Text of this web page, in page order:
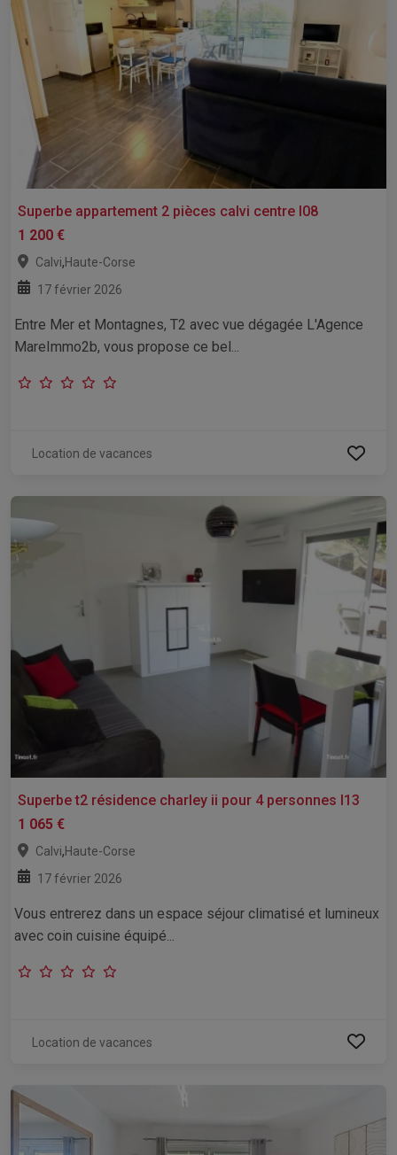
Superbe appartement 2 pièces calvi centre l08
1 200 €
Calvi,Haute-Corse
17 février 2026
Entre Mer et Montagnes, T2 avec vue dégagée L'Agence
MareImmo2b, vous propose ce bel...
Location de vacances
Superbe t2 résidence charley ii pour 4 personnes l13
1 065 €
Calvi,Haute-Corse
17 février 2026
Vous entrerez dans un espace séjour climatisé et lumineux
avec coin cuisine équipé...
Location de vacances